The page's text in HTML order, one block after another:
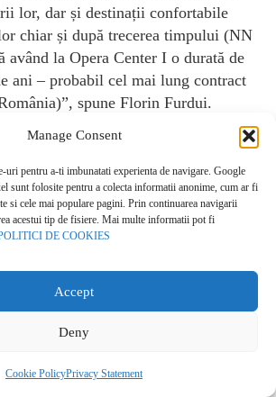
Manage Consent
uri pentru a-ti imbunatati experienta de navigare. Google
sunt folosite pentru a colecta informatii anonime, cum ar fi
si cele mai populare pagini. Prin continuarea navigarii
acestui tip de fisiere. Mai multe informatii pot fi
DE COOKIES
Accept
Deny
Cookie PolicyPrivacy Statement
lor, dar și destinații confortabile
chiar și după trecerea timpului (NN
având la Opera Center I o durată de
ani – probabil cel mai lung contract
spune Florin Furdui.
BREEAM sau WELL, tot mai
competitivi și atractivi pentru
implementează noi facilități în
din România, concentrându-se din
clădiri – majoritatea proiectelor de
LEED, BREEAM sau WELL
City Gate a fost primul proiect pre-
din România, în anul 2009.